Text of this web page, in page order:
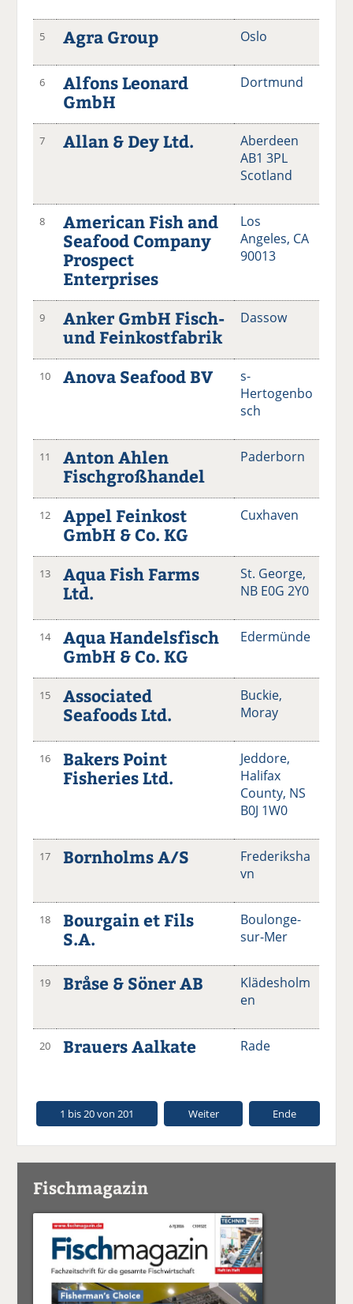
5 Agra Group Oslo
6
Alfons Leonard
GmbH
Dortmund
7 Allan & Dey Ltd.
Aberdeen
AB1 3PL
Scotland
8
American Fish and
Seafood Company
Prospect
Enterprises
Los
Angeles, CA
90013
9
Anker GmbH Fisch-
und Feinkostfabrik
Dassow
10 Anova Seafood BV
s-
Hertogenbo
sch
11
Anton Ahlen
Fischgroßhandel
Paderborn
12
Appel Feinkost
GmbH & Co. KG
Cuxhaven
13
Aqua Fish Farms
Ltd.
St. George,
NB E0G 2Y0
14
Aqua Handelsfisch
GmbH & Co. KG
Edermünde
15
Associated
Seafoods Ltd.
Buckie,
Moray
16
Bakers Point
Fisheries Ltd.
Jeddore,
Halifax
County, NS
B0J 1W0
17 Bornholms A/S
Frederiksha
vn
18
Bourgain et Fils
S.A.
Boulonge-
sur-Mer
19 Bråse & Söner AB
Klädesholm
en
20 Brauers Aalkate Rade
1 bis 20 von 201 Weiter Ende
Fischmagazin